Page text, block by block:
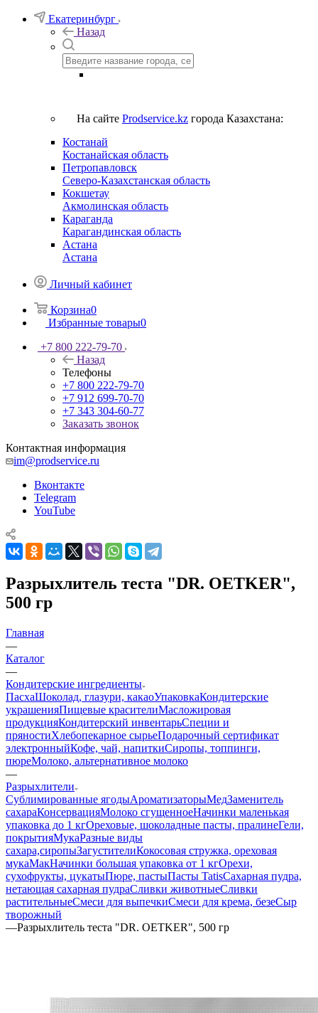
Екатеринбург
Назад
На сайте Prodservice.kz города Казахстана:
Костанай
Костанайская область
Петропавловск
Северо-Казахстанская область
Кокшетау
Акмолинская область
Караганда
Карагандинская область
Астана
Астана
Личный кабинет
Корзина0
Избранные товары0
+7 800 222-79-70
Назад
Телефоны
+7 800 222-79-70
+7 912 699-70-70
+7 343 304-60-77
Заказать звонок
Контактная информация
im@prodservice.ru
Вконтакте
Telegram
YouTube
Разрыхлитель теста "DR. OETKER",
500 гр
Главная
—
Каталог
—
Кондитерские ингредиенты
ПасхаШоколад, глазури, какаоУпаковкаКондитерские
украшенияПищевые красителиМасложировая
продукцияКондитерский инвентарьСпеции и
пряностиХлебопекарное сырьеПодарочный сертификат
электронныйКофе, чай, напиткиСиропы, топпинги,
пюреМолоко, альтернативное молоко
—
Разрыхлители
Сублимированные ягодыАроматизаторыМедЗаменитель
сахараКонсервацияМолоко сгущенноеНачинки маленькая
упаковка до 1 кгОреховые, шоколадные пасты, пралинеГели,
покрытияМукаРазные виды
сахара,сиропыЗагустителиКокосовая стружка, ореховая
мукаМакНачинки большая упаковка от 1 кгОрехи,
сухофрукты, цукатыПюре, пастыПасты TatisСахарная пудра,
нетающая сахарная пудраСливки животныеСливки
растительныеСмеси для выпечкиСмеси для крема, безеСыр
творожный
—Разрыхлитель теста "DR. OETKER", 500 гр